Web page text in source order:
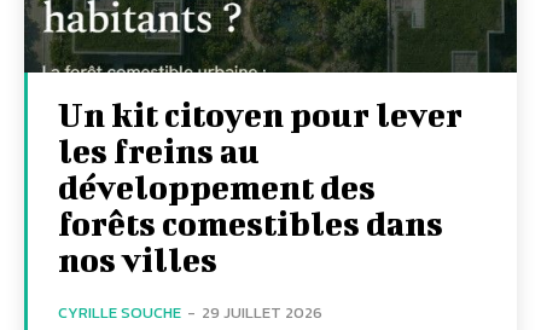
Un kit citoyen pour lever
les freins au
développement des
forêts comestibles dans
nos villes
CYRILLE SOUCHE - 29 JUILLET 2026